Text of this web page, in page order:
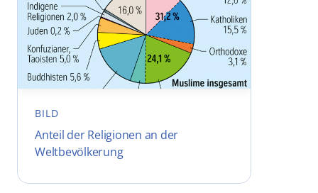
BILD
Anteil der Religionen an der
Weltbevölkerung